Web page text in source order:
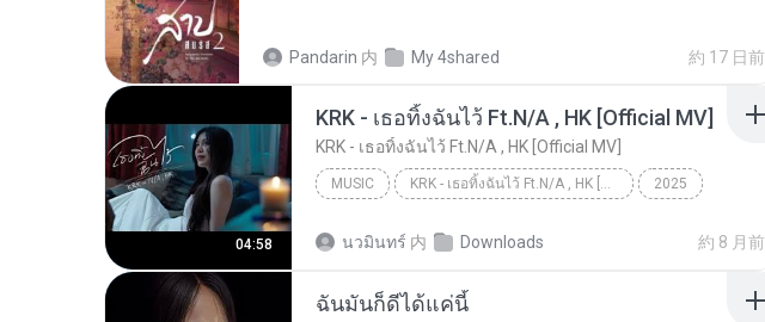
Pandarin 内 My 4shared 約 17 日前
04:58
KRK - เธอทิ้งฉันไว้ Ft.N/A , HK [Official MV]
KRK - เธอทิ้งฉันไว้ Ft.N/A , HK [Official MV]
MUSIC KRK - เธอทิ้งฉันไว้ Ft.N/A , HK [Official MV] 2025
นวมินทร์ 内 Downloads 約 8 月前
ฉันมันก็ดีได้แค่นี้